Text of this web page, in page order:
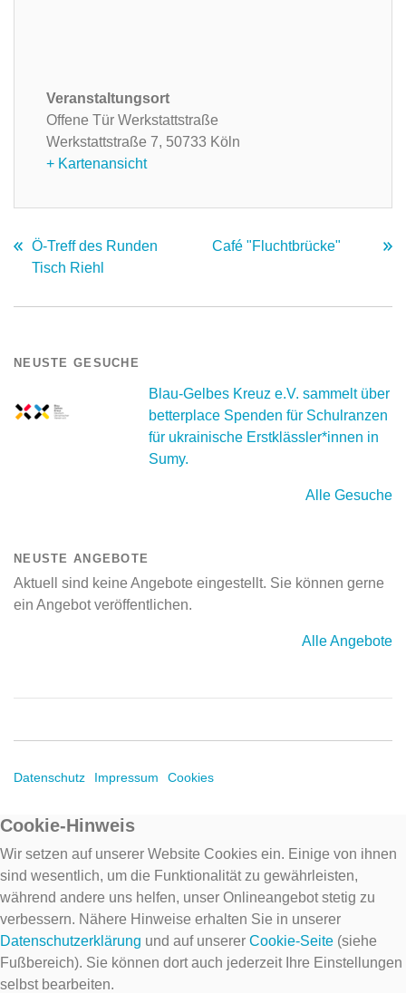
Veranstaltungsort
Offene Tür Werkstattstraße
Werkstattstraße 7, 50733 Köln
+ Kartenansicht
Ö-Treff des Runden
Tisch Riehl
Café "Fluchtbrücke"
NEUSTE GESUCHE
Blau-Gelbes Kreuz e.V. sammelt über
betterplace Spenden für Schulranzen
für ukrainische Erstklässler*innen in
Sumy.
Alle Gesuche
NEUSTE ANGEBOTE
Aktuell sind keine Angebote eingestellt. Sie können gerne
ein Angebot veröffentlichen.
Alle Angebote
Datenschutz Impressum Cookies
Cookie-Hinweis
Wir setzen auf unserer Website Cookies ein. Einige von ihnen
sind wesentlich, um die Funktionalität zu gewährleisten,
während andere uns helfen, unser Onlineangebot stetig zu
verbessern. Nähere Hinweise erhalten Sie in unserer
Datenschutzerklärung und auf unserer Cookie-Seite (siehe
Fußbereich). Sie können dort auch jederzeit Ihre Einstellungen
selbst bearbeiten.